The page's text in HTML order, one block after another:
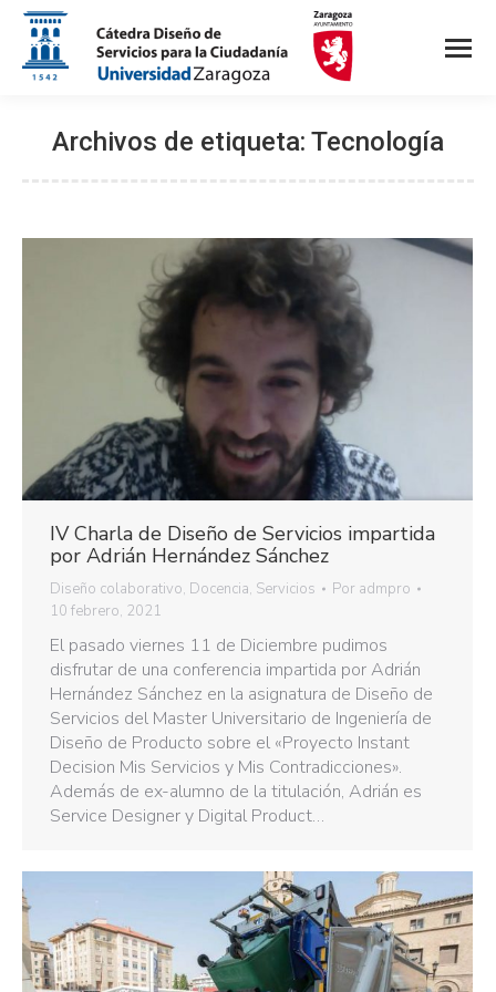
Archivos de etiqueta: Tecnología
IV Charla de Diseño de Servicios impartida
por Adrián Hernández Sánchez
Diseño colaborativo, Docencia, Servicios Por admpro
10 febrero, 2021
El pasado viernes 11 de Diciembre pudimos
disfrutar de una conferencia impartida por Adrián
Hernández Sánchez en la asignatura de Diseño de
Servicios del Master Universitario de Ingeniería de
Diseño de Producto sobre el «Proyecto Instant
Decision Mis Servicios y Mis Contradicciones».
Además de ex-alumno de la titulación, Adrián es
Service Designer y Digital Product…